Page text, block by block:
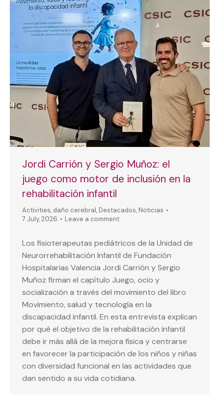
Jordi Carrión y Sergio Muñoz: el
juego como motor de inclusión en la
rehabilitación infantil
Activities, daño cerebral, Destacados, Noticias
7 July, 2026
Leave a comment
Los fisioterapeutas pediátricos de la Unidad de
Neurorrehabilitación Infantil de Fundación
Hospitalarias Valencia Jordi Carrión y Sergio
Muñoz firman el capítulo Juego, ocio y
socialización a través del movimiento del libro
Movimiento, salud y tecnología en la
discapacidad infantil. En esta entrevista explican
por qué el objetivo de la rehabilitación infantil
debe ir más allá de la mejora física y centrarse
en favorecer la participación de los niños y niñas
con diversidad funcional en las actividades que
dan sentido a su vida cotidiana.